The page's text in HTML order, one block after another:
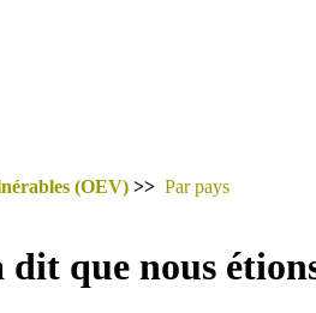
(OEV) >> Par pays
que nous